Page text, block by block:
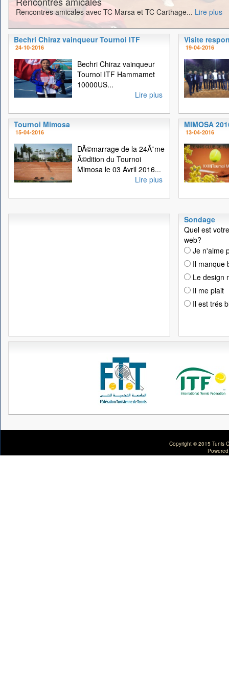
Rencontres amicales avec TC Marsa et TC Carthage... Lire plus
Bechri Chiraz vainqueur Tournoi ITF
24-10-2016
Bechri Chiraz vainqueur
Tournoi ITF Hammamet
10000US...
Lire plus
Visite
19-04-2016
Tournoi Mimosa
15-04-2016
DÃ©marrage de la 24Ã¨me
Ã©dition du Tournoi
Mimosa le 03 Avril 2016...
Lire plus
MIMOSA
13-04-2016
Sondage
Quel est
web?
Je n'aime
Il manque
Le design
Il me plait
Il est trés
Copyright © 2015 Tunis